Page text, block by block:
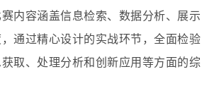
内容涵盖信息检索、数据分析、展示
通过精心设计的实战环节，全面检验
取、处理分析和创新应用等方面的综